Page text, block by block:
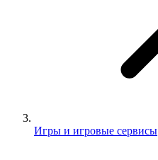
Игры и игровые сервисы